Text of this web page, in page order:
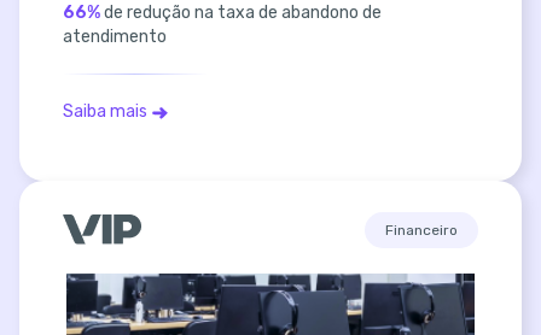
66%de redução na taxa de abandono de
atendimento
Saiba mais
Financeiro